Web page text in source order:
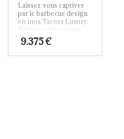
Laissez-vous captiver
par le barbecue design
en inox Tacora Luxury.
Réalisé par la marque
espagnole Fesfoc, ce
barbecue haut de
9.375€